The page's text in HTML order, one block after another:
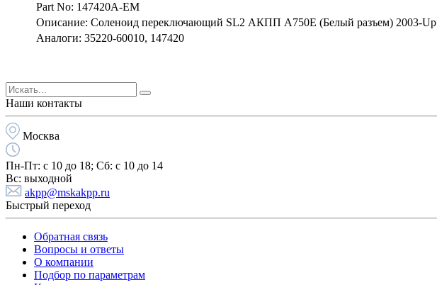
Part No: 147420A-EM
Описание: Соленоид переключающий SL2 АКПП A750E (Белый разъем) 2003-Up
Аналоги: 35220-60010, 147420
Наши контакты
Москва
Пн-Пт: с 10 до 18; Cб: с 10 до 14
Вс: выходной
akpp@mskakpp.ru
Быстрый переход
Обратная связь
Вопросы и ответы
О компании
Подбор по параметрам